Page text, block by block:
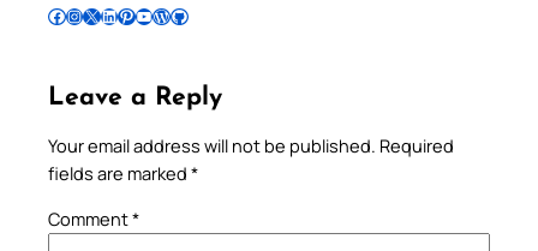
Follow Pradeep on Facebook Follow Pradeep on InstagramFollow Pradeep on X Follow Pradeep on LinkedIn Follow Pradeep on Pinterest Subscribe to Pradeep’s Youtube Channel Follow Pradeep on WordPress Follow Pradeep on GitHub
Leave a Reply
Your email address will not be published. Required
fields are marked *
Comment*